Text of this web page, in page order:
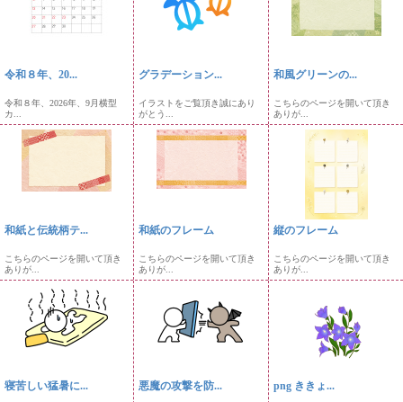
令和８年、20...
令和８年、2026年、9月横型
カ...
グラデーション...
イラストをご覧頂き誠にあり
がとう...
和風グリーンの...
こちらのページを開いて頂き
ありが...
和紙と伝統柄テ...
こちらのページを開いて頂き
ありが...
和紙のフレーム
こちらのページを開いて頂き
ありが...
縦のフレーム
こちらのページを開いて頂き
ありが...
寝苦しい猛暑に... 悪魔の攻撃を防... png ききょ...